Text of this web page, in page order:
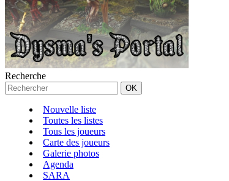
Recherche
Nouvelle liste
Toutes les listes
Tous les joueurs
Carte des joueurs
Galerie photos
Agenda
SARA